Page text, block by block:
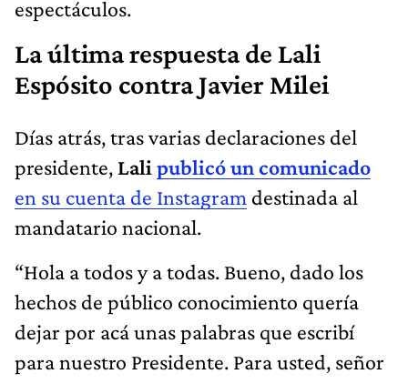
espectáculos.
La última respuesta de Lali
Espósito contra Javier Milei
Días atrás, tras varias declaraciones del
presidente, Lali publicó un comunicado
en su cuenta de Instagram destinada al
mandatario nacional.
“Hola a todos y a todas. Bueno, dado los
hechos de público conocimiento quería
dejar por acá unas palabras que escribí
para nuestro Presidente. Para usted, señor